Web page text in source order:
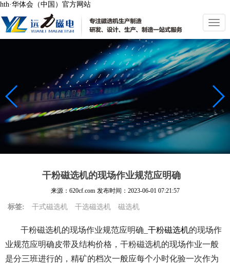
hth·华体会（中国）官方网站
切
换
导
航
干粉磁选机的现场作业规范应明确
来源：620cf.com 发布时间： 2023-06-01 07:21:57
标签: 干式磁选机 干选磁选机 磁选机
干粉磁选机的现场作业规范应明确_ 干粉磁选机的现场作
业规范应明确皮带及结构价格，干粉磁选机的现场作业一般
是分三班进行的，精矿的档次一般应每个小时化验一次作为